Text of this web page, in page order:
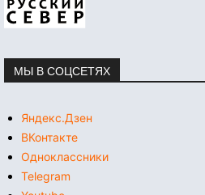
МЫ В СОЦСЕТЯХ
Яндекс.Дзен
ВКонтакте
Одноклассники
Telegram